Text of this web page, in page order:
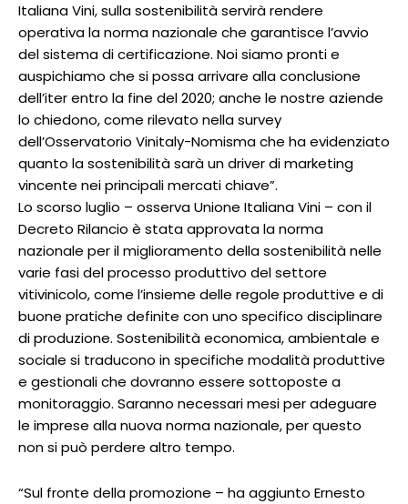
Italiana Vini, sulla sostenibilità servirà rendere
operativa la norma nazionale che garantisce l’avvio
del sistema di certificazione. Noi siamo pronti e
auspichiamo che si possa arrivare alla conclusione
dell’iter entro la fine del 2020; anche le nostre aziende
lo chiedono, come rilevato nella survey
dell’Osservatorio Vinitaly-Nomisma che ha evidenziato
quanto la sostenibilità sarà un driver di marketing
vincente nei principali mercati chiave”.
Lo scorso luglio – osserva Unione Italiana Vini – con il
Decreto Rilancio è stata approvata la norma
nazionale per il miglioramento della sostenibilità nelle
varie fasi del processo produttivo del settore
vitivinicolo, come l’insieme delle regole produttive e di
buone pratiche definite con uno specifico disciplinare
di produzione. Sostenibilità economica, ambientale e
sociale si traducono in specifiche modalità produttive
e gestionali che dovranno essere sottoposte a
monitoraggio. Saranno necessari mesi per adeguare
le imprese alla nuova norma nazionale, per questo
non si può perdere altro tempo.
“Sul fronte della promozione – ha aggiunto Ernesto